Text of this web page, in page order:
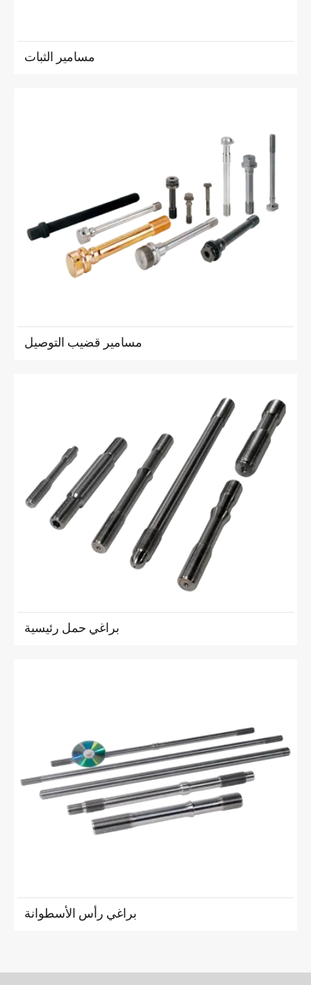
مسامير الثبات
مسامير قضيب التوصيل
براغي حمل رئيسية
براغي رأس الأسطوانة